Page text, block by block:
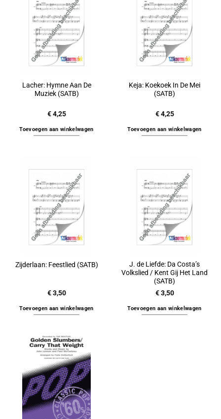
Lacher: Hymne Aan De
Muziek (SATB)
€4,25
Toevoegen aan winkelwagen
Keja: Koekoek In De Mei
(SATB)
€4,25
Toevoegen aan winkelwagen
Zijderlaan: Feestlied (SATB)
€3,50
Toevoegen aan winkelwagen
J. de Liefde: Da Costa’s
Volkslied / Kent Gij Het Land
(SATB)
€3,50
Toevoegen aan winkelwagen